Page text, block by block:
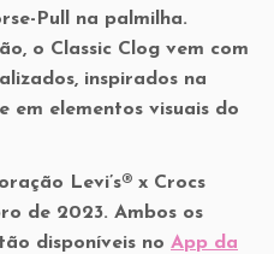
Pull na palmilha.
o Classic Clog vem com
inspirados na
em elementos visuais do
Levi’s® x Crocs
de 2023. Ambos os
disponíveis no App da